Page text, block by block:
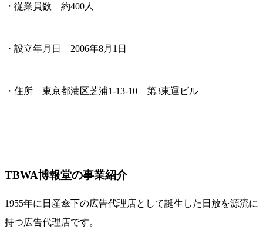
・従業員数 約400人
・設立年月日 2006年8月1日
・住所 東京都港区芝浦1-13-10 第3東運ビル
TBWA博報堂の事業紹介
1955年に日産傘下の広告代理店として誕生した日放を源流に
持つ広告代理店です。